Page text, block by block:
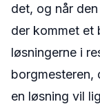
det, og når
der kommet et
løsningerne i
borgmesteren,
en løsning vil